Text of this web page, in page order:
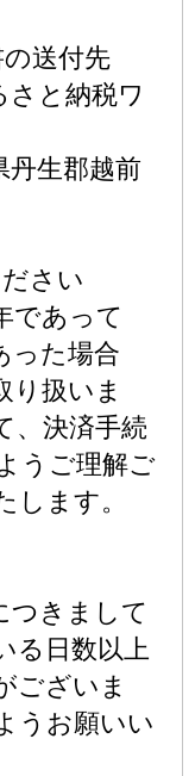
送付先
さと納税ワ
丹生郡越前
さい
であって
った場合
り扱いま
、決済手続
うご理解ご
します。
つきまして
る日数以上
ございま
うお願いい